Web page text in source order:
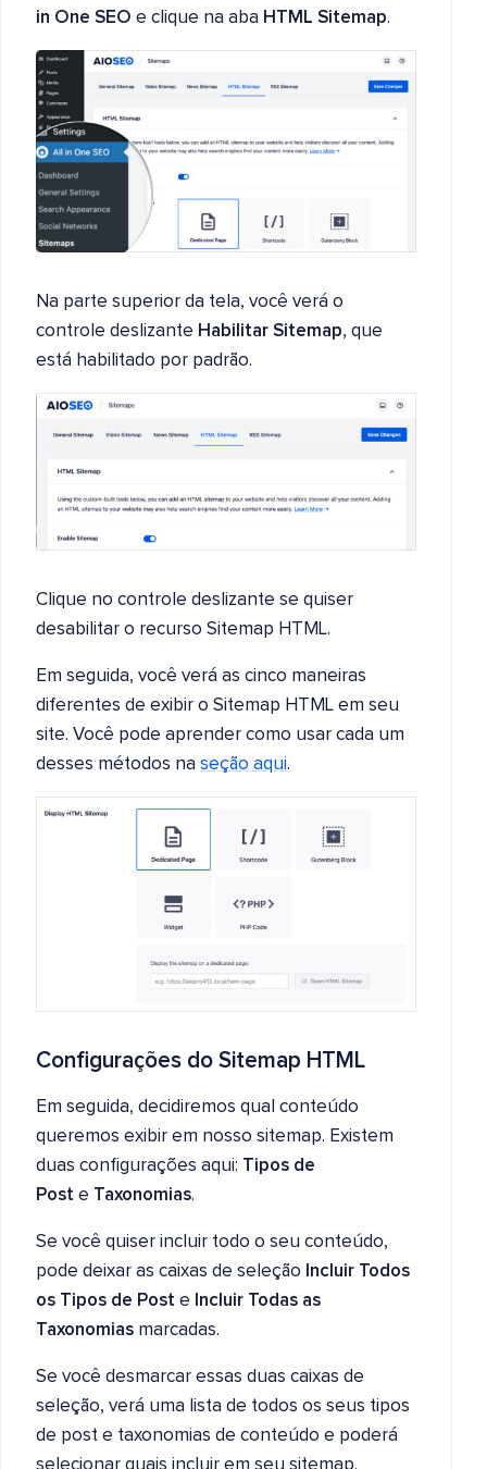
in One SEO e clique na aba HTML Sitemap.
Na parte superior da tela, você verá o
controle deslizante Habilitar Sitemap, que
está habilitado por padrão.
Clique no controle deslizante se quiser
desabilitar o recurso Sitemap HTML.
Em seguida, você verá as cinco maneiras
diferentes de exibir o Sitemap HTML em seu
site. Você pode aprender como usar cada um
desses métodos na seção aqui.
Configurações do Sitemap HTML
Em seguida, decidiremos qual conteúdo
queremos exibir em nosso sitemap. Existem
duas configurações aqui: Tipos de
Post e Taxonomias.
Se você quiser incluir todo o seu conteúdo,
pode deixar as caixas de seleção Incluir Todos
os Tipos de Post e Incluir Todas as
Taxonomias marcadas.
Se você desmarcar essas duas caixas de
seleção, verá uma lista de todos os seus tipos
de post e taxonomias de conteúdo e poderá
selecionar quais incluir em seu sitemap.